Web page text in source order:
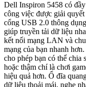
Dell Inspiron 5458 có
công việc được giải
cổng USB 2.0 thông
giúp truyền tải dữ liệu
kết nối mạng LAN và
mạng của bạn nhanh
cho phép bạn có thể
hoặc thậm chí là chơi
hiệu quả hơn. Ổ đĩa
dữ liệu thoải mái, nghe